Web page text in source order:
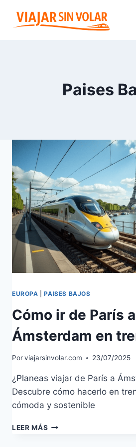
Paises
EUROPA |PAISES BAJOS
Cómo ir de París a
Ámsterdam en
Porviajarsinvolar.com 23/07/2025
¿Planeas viajar de París a
Descubre cómo hacerlo en
cómoda y sostenible
LEER MÁS CÓMO